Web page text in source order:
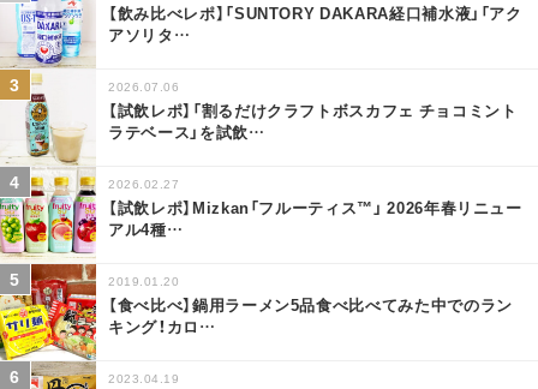
【飲み比べレポ】「SUNTORY DAKARA経口補水液」「アク
アソリタ…
2026.07.06
【試飲レポ】「割るだけクラフトボスカフェ チョコミント
ラテベース」を試飲…
2026.02.27
【試飲レポ】Mizkan「フルーティス™」 2026年春リニュー
アル4種…
2019.01.20
【食べ比べ】鍋用ラーメン5品食べ比べてみた中でのラン
キング！カロ …
2023.04.19